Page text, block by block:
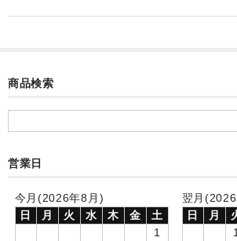
お絵かきギャラリー
自作オリジナル時計
卒園DVDアルバム
商品検索
営業日
今月(2026年8月)
日
月 火 水 木 金
土
1
翌月
日
月